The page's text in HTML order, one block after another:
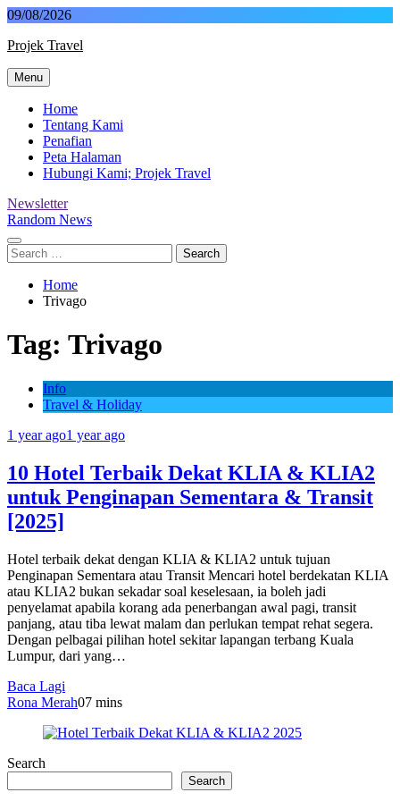
Skip
content
09/08/2026
Projek Travel
Malaysia Travel Portal
Menu
Home
Tentang Kami
Penafian
Peta Halaman
Hubungi Kami; Projek Travel
Newsletter
Random News
Search
for:
Home
Trivago
Tag: Trivago
Info
Travel & Holiday
1 year ago1 year ago
10 Hotel Terbaik Dekat KLIA & KLIA2
untuk Penginapan Sementara & Transit
[2025]
Hotel terbaik dekat dengan KLIA & KLIA2 untuk tujuan
Penginapan Sementara atau Transit Mencari hotel berdekatan KLIA
atau KLIA2 bukan sekadar soal keselesaan, ia boleh jadi
penyelamat apabila korang ada penerbangan awal pagi, transit
panjang, atau tiba lewat malam dan perlukan tempat rehat segera.
Dengan pelbagai pilihan hotel sekitar lapangan terbang Kuala
Lumpur, dari yang…
Baca Lagi
Rona Merah07 mins
Search
Search